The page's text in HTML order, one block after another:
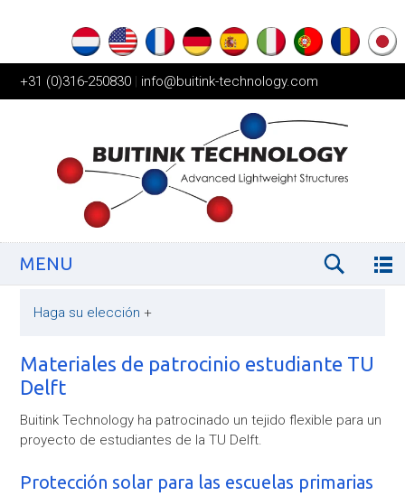
+31 (0)316-250830 | info@buitink-technology.com
MENU
Haga su elección +
Materiales de patrocinio estudiante TU
Delft
Buitink Technology ha patrocinado un tejido flexible para un
proyecto de estudiantes de la TU Delft.
Protección solar para las escuelas primarias